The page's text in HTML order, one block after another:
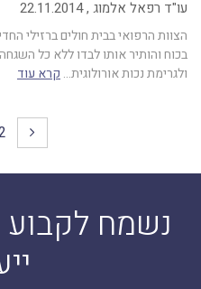
עו"ד רפאל אלמוג , 22.11.2014
הצוות הרפואי בבית חולים ברזילי
בכוח והותיר אותו לבדו ללא כל
ולגרימת נכות אורולוגית…קרא עוד
נשמח